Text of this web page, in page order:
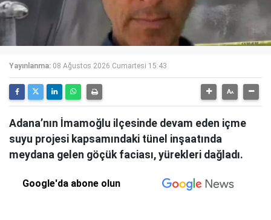
Yayınlanma: 08 Ağustos 2026 Cumartesi 15:43
Adana’nın İmamoğlu ilçesinde devam eden içme
suyu projesi kapsamındaki tünel inşaatında
meydana gelen göçük faciası, yürekleri dağladı.
Google'da abone olun